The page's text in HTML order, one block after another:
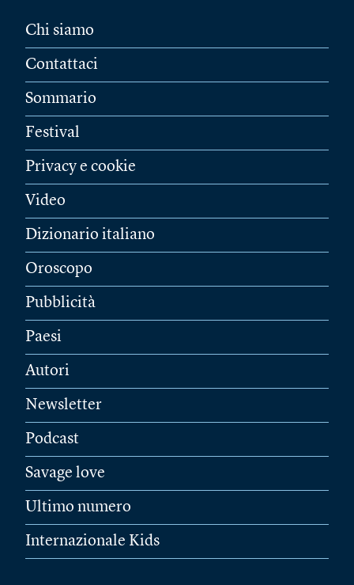
Chi siamo
Contattaci
Sommario
Festival
Privacy e cookie
Video
Dizionario italiano
Oroscopo
Pubblicità
Paesi
Autori
Newsletter
Podcast
Savage love
Ultimo numero
Internazionale Kids